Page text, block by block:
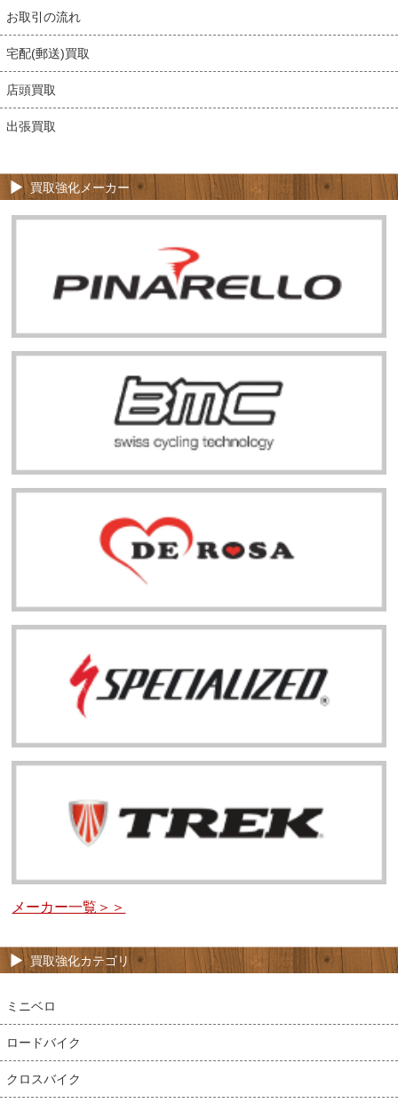
お取引の流れ
宅配(郵送)買取
店頭買取
出張買取
買取強化メーカー
メーカー一覧＞＞
買取強化カテゴリ
ミニベロ
ロードバイク
クロスバイク